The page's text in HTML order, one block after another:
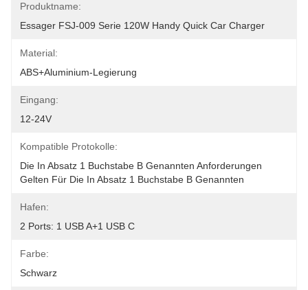
Produktname:
Essager FSJ-009 Serie 120W Handy Quick Car Charger
Material:
ABS+Aluminium-Legierung
Eingang:
12-24V
Kompatible Protokolle:
Die In Absatz 1 Buchstabe B Genannten Anforderungen
Gelten Für Die In Absatz 1 Buchstabe B Genannten
Hafen:
2 Ports: 1 USB A+1 USB C
Farbe:
Schwarz